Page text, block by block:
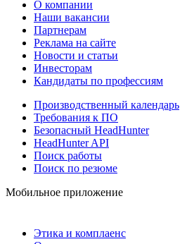
О компании
Наши вакансии
Партнерам
Реклама на сайте
Новости и статьи
Инвесторам
Кандидаты по профессиям
Производственный календарь
Требования к ПО
Безопасный HeadHunter
HeadHunter API
Поиск работы
Поиск по резюме
Мобильное приложение
Этика и комплаенс